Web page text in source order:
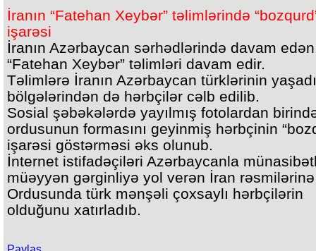
İranın “Fatehan Xeybər” təlimlərində
işarəsi
İranın Azərbaycan sərhədlərində davam edən
“Fatehan Xeybər” təlimləri davam edir.
Təlimlərə İranın Azərbaycan türklərinin
bölgələrindən də hərbçilər cəlb edilib.
Sosial şəbəkələrdə yayılmış fotolardan
ordusunun formasını geyinmiş hərbçinin
işarəsi göstərməsi əks olunub.
İnternet istifadəçiləri Azərbaycanla
müəyyən gərginliyə yol verən İran rəsmilərinə
Ordusunda türk mənşəli çoxsaylı hərbçilərin
olduğunu xatırladıb.